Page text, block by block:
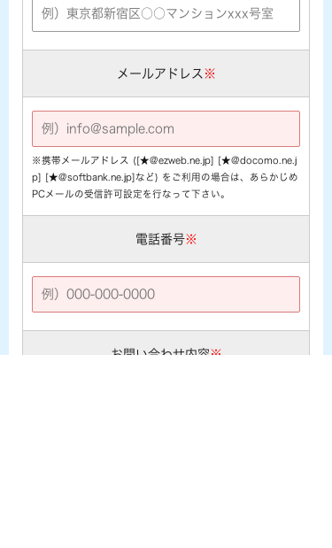
メールアドレス ※
※携帯メールアドレス ([★@ezweb.ne.jp] [★@docomo.ne.j
p] [★@softbank.ne.jp]など) をご利用の場合は、あらかじめ
PCメールの受信許可設定を行なって下さい。
電話番号※
お問い合わせ内容※